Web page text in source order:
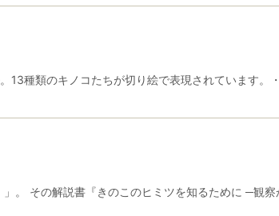
種類のキノコたちが切り絵で表現されています。
。 その解説書『きのこのヒミツを知るために ─観